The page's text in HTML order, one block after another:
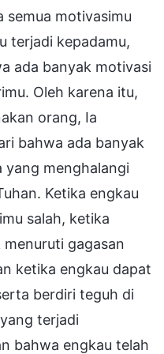
semua motivasimu
terjadi kepadamu,
ada banyak motivasi
Oleh karena itu,
orang, Ia
bahwa ada banyak
yang menghalangi
Ketika engkau
salah, ketika
gagasan
ketika engkau dapat
berdiri teguh di
terjadi
bahwa engkau telah